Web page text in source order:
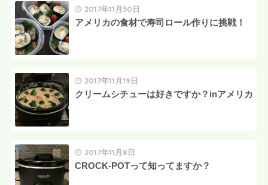
2017年11月30日
アメリカの食材で寿司ロール作りに挑戦！
2017年11月19日
クリームシチューは好きですか？inアメリカ
2017年11月8日
CROCK-POTって知ってますか？